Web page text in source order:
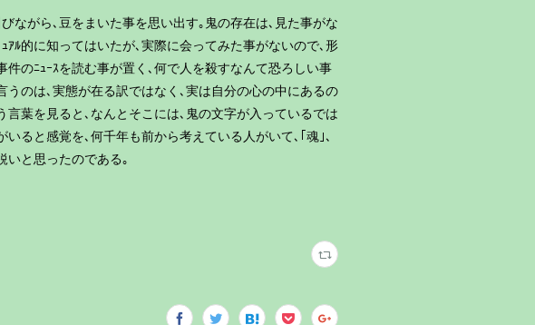
ながら､豆をまいた事を思い出す｡鬼の存在は､見た事がな
ﾙ的に知ってはいたが､実際に会ってみた事がないので､形
のﾆｭｰｽを読む事が置く､何で人を殺すなんて恐ろしい事
のは､実態が在る訳ではなく､実は自分の心の中にあるの
葉を見ると､なんとそこには､鬼の文字が入っているでは
ると感覚を､何千年も前から考えている人がいて､｢魂｣､
いと思ったのである｡